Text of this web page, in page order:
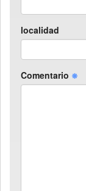
localidad
Comentario